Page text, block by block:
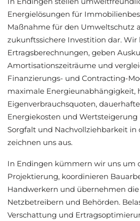
Energielösungen für
Maßnahme für den Umweltschutz
zukunftssichere Investition dar.
Ertragsberechnungen, geben
Amortisationszeiträume und
Finanzierungs- und Contracting-
maximale Energieunabhängigkeit,
Eigenverbrauchsquoten,
Energiekosten und
Sorgfalt und Nachvollziehbarkeit in
zeichnen uns aus.
In Endingen kümmern wir uns um
Projektierung, koordinieren
Handwerkern und übernehmen
Netzbetreibern und Behörden.
Verschattung und